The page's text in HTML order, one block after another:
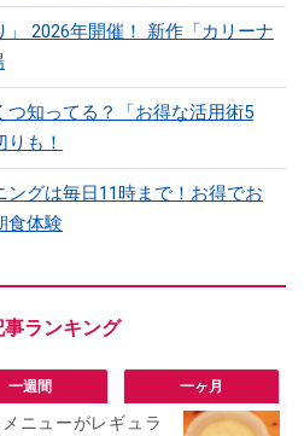
2026年開催！ 新作「カリーナ
つ知ってる？「お得な活用術5
も！
ングは毎日11時まで！お得でお
食体験
一週間 一ヶ月
ニューがレギュラ